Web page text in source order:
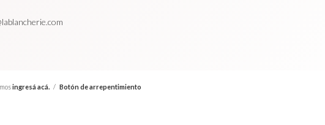
ingresá acá. / Botón de arrepentimiento